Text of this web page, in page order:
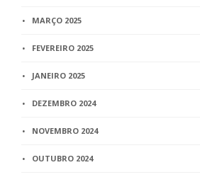
MARÇO 2025
FEVEREIRO 2025
JANEIRO 2025
DEZEMBRO 2024
NOVEMBRO 2024
OUTUBRO 2024